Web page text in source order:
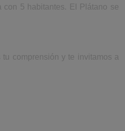
con 5 habitantes. El Plátano se
comprensión y te invitamos a